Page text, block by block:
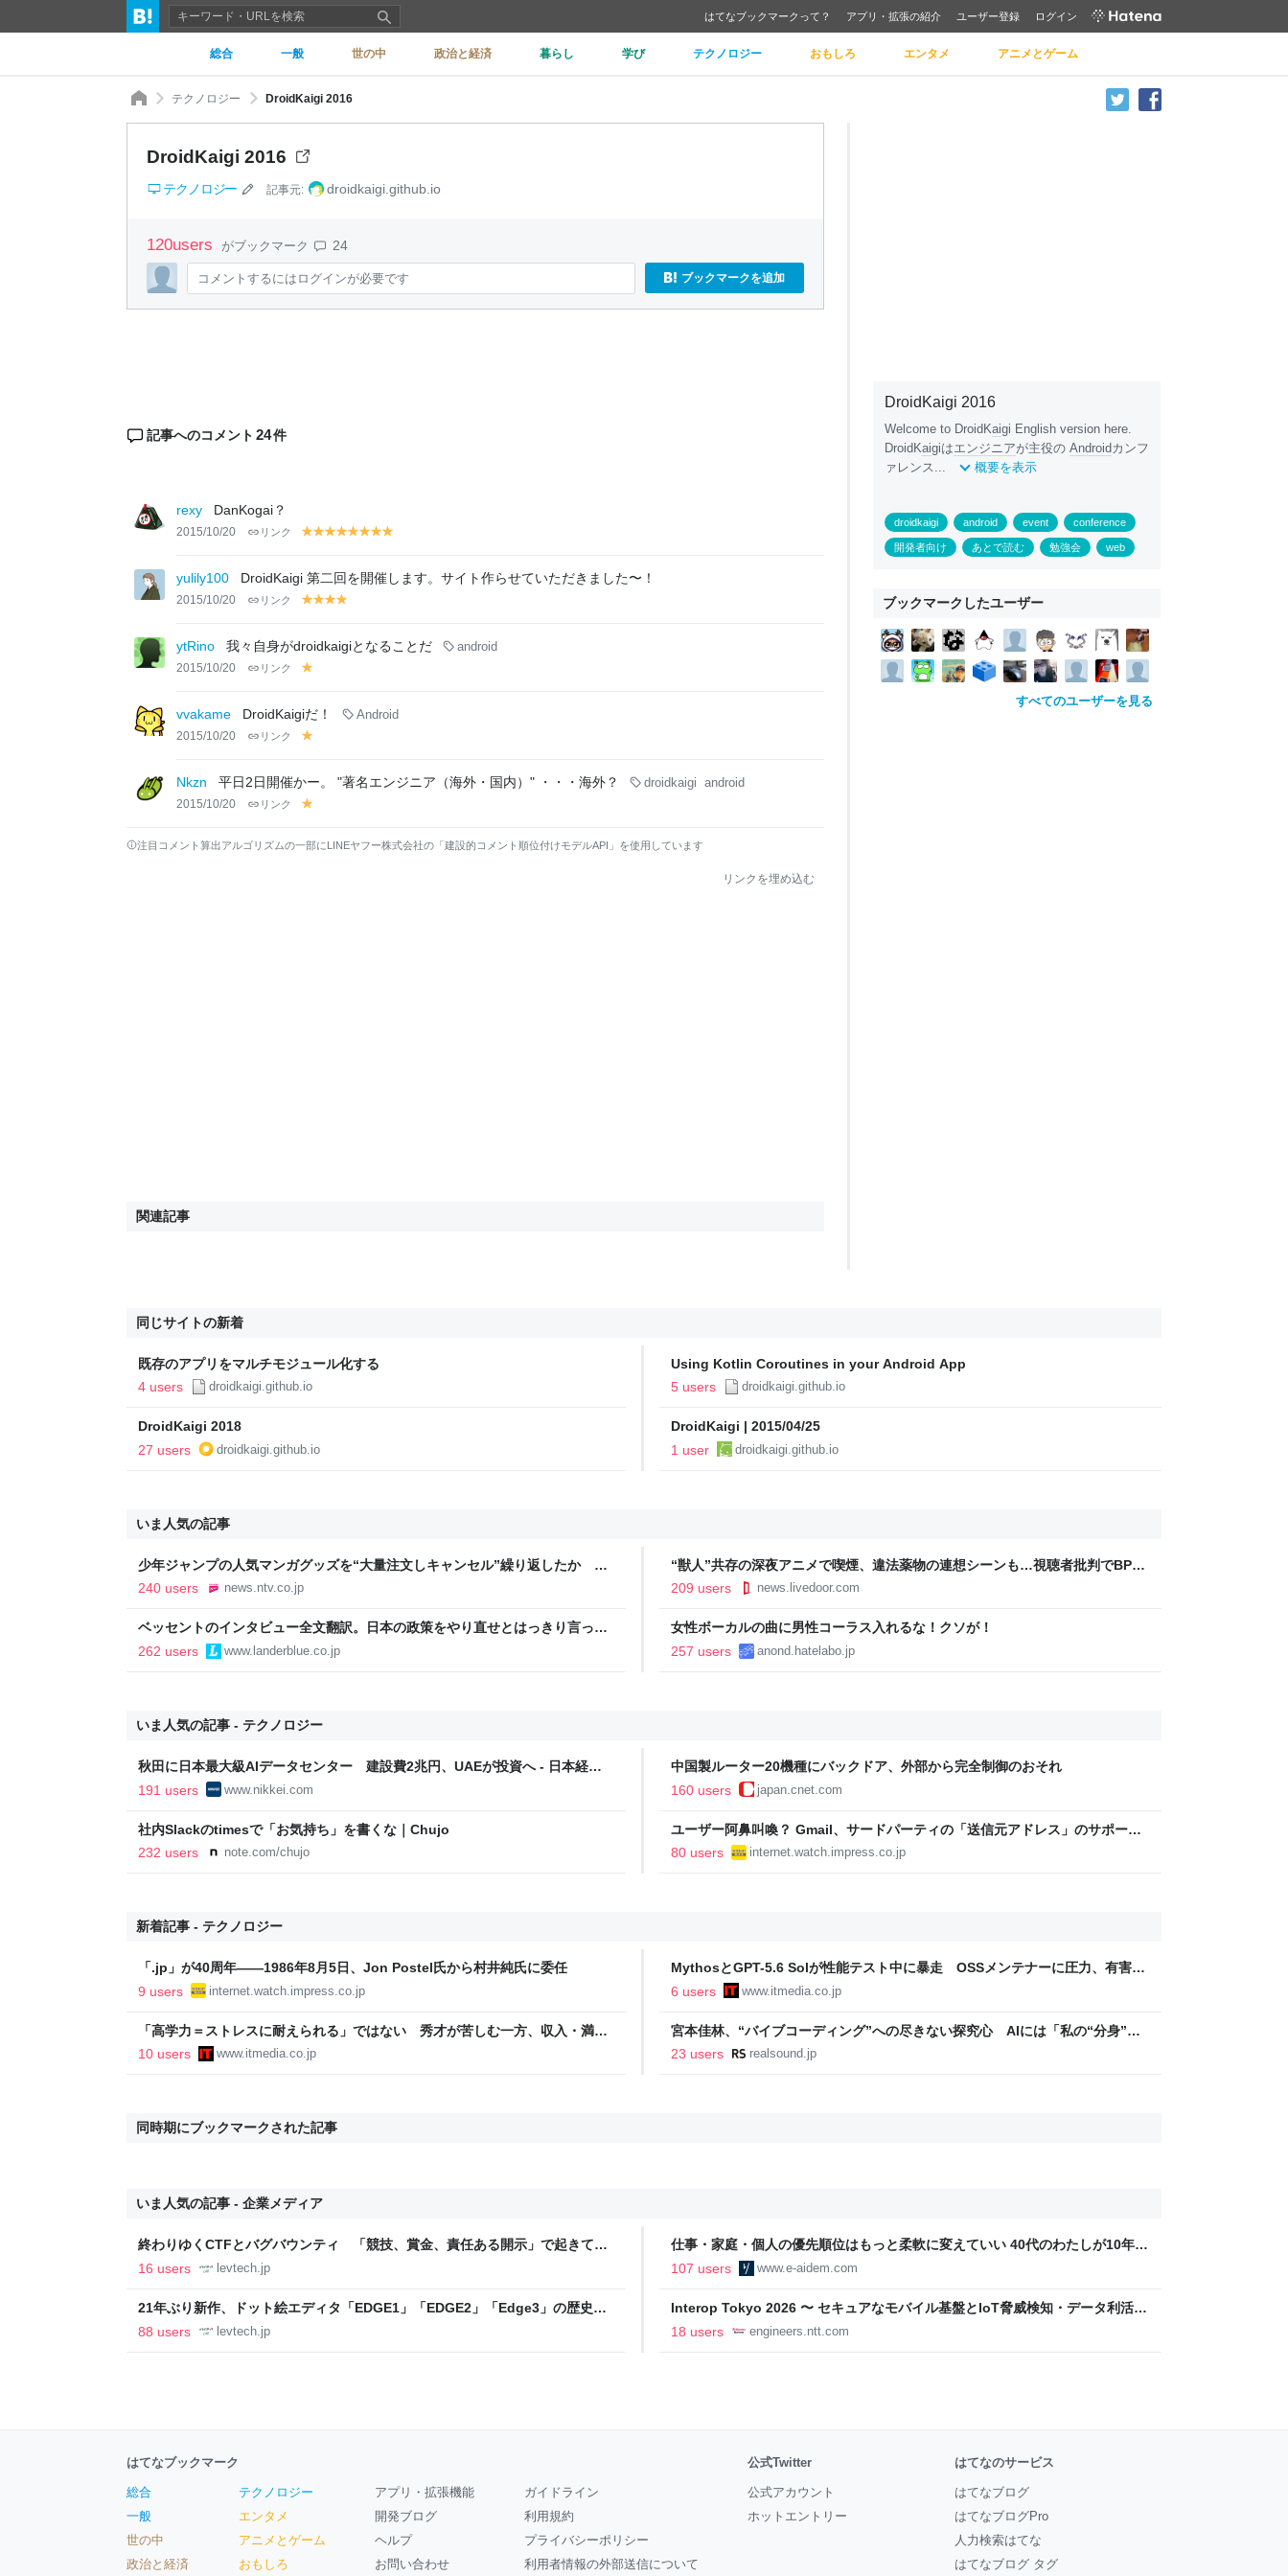
はてなブックマークって？ アプリ・拡張の紹介 ユーザー登録 ログイン
総合 一般 世の中 政治と経済 暮らし 学び テクノロジー おもしろ エンタメ アニメとゲーム
テクノロジー DroidKaigi 2016
DroidKaigi 2016
テクノロジー 記事元: droidkaigi.github.io
120users がブックマーク 24
コメントするにはログインが必要です ブックマークを追加
記事へのコメント 24件
rexy DanKogai？
2015/10/20 リンク
y
lo
w
y
lo
w
y
lo
w
y
lo
w
y
lo
y
lo
y
lolo
yulily100 DroidKaigi 第二回を開催します。サイト作らせていただきました〜！
2015/10/20 リンク
y
lo
w
y
lo
y
lo lo
ytRino 我々自身がdroidkaigiとなることだ android
2015/10/20 リンク
lo
w
vvakame DroidKaigiだ！ Android
2015/10/20 リンク
lo
w
Nkzn 平日2日開催かー。 "著名エンジニア（海外・国内）" ・・・海外？ droidkaigi android
2015/10/20 リンク
lo
注目コメント算出アルゴリズムの一部にLINEヤフー株式会社の「建設的コメント順位付けモデルAPI」を使用しています
リンクを埋め込む
関連記事
DroidKaigi 2016
Welcome to DroidKaigi English version here.
DroidKaigiはエンジニアが主役の Android カンフ
ァレンス...
概要を表示
droidkaigi android event conference
開発者向け あとで読む 勉強会 web
ブックマークしたユーザー
すべてのユーザーを見る
同じサイトの新着
既存のアプリをマルチモジュール化する
4 users
droidkaigi.github.io
Using Kotlin Coroutines in your Android App
5 users
droidkaigi.github.io
DroidKaigi 2018
27 users
droidkaigi.github.io
DroidKaigi | 2015/04/25
1 user
droidkaigi.github.io
いま人気の記事
少年ジャンプの人気マンガグッズを“大量注文しキャンセル”繰り返したか 女
逮捕 総額43億円以上（2026年8月6日掲載）｜日テレNEWS NNN
240 users news.ntv.co.jp
“獣人”共存の深夜アニメで喫煙、違法薬物の連想シーンも…視聴者批判でBPO
議論「紛らわしいことは放送しないほうが」 - ライブドアニュース
209 users news.livedoor.com
ベッセントのインタビュー全文翻訳。日本の政策をやり直せとはっきり言って
いる
262 users www.landerblue.co.jp
女性ボーカルの曲に男性コーラス入れるな！クソが！
257 users
anond.hatelabo.jp
いま人気の記事 - テクノロジー
秋田に日本最大級AIデータセンター 建設費2兆円、UAEが投資へ - 日本経済
新聞
191 users www.nikkei.com
中国製ルーター20機種にバックドア、外部から完全制御のおそれ
160 users
japan.cnet.com
社内Slackのtimesで「お気持ち」を書くな｜Chujo
232 users
note.com/chujo
ユーザー阿鼻叫喚？ Gmail、サードパーティの「送信元アドレス」のサポート
を打ち切りへ【やじうまWatch】
80 users internet.watch.impress.co.jp
新着記事 - テクノロジー
「.jp」が40周年――1986年8月5日、Jon Postel氏から村井純氏に委任
9 users
internet.watch.impress.co.jp
MythosとGPT-5.6 Solが性能テスト中に暴走 OSSメンテナーに圧力、有害コ
ード実行図る 英政府機関
6 users www.itmedia.co.jp
「高学力＝ストレスに耐えられる」ではない 秀才が苦しむ一方、収入・満足
度が高いのは…… 医学生・医師1000人超を分析
10 users www.itmedia.co.jp
宮本佳林、“バイブコーディング”への尽きない探究心 AIには「私の“分身”に
なってほしい」
23 users realsound.jp
同時期にブックマークされた記事
いま人気の記事 - 企業メディア
終わりゆくCTFとバグバウンティ 「競技、賞金、責任ある開示」で起きてい
ること【フォーカス】 - レバテックLAB
16 users levtech.jp
仕事・家庭・個人の優先順位はもっと柔軟に変えていい 40代のわたしが10年後
の自分に伝えたいこと - りっすん by イーアイデム
107 users www.e-aidem.com
21年ぶり新作、ドット絵エディタ「EDGE1」「EDGE2」「Edge3」の歴史に
ついて作者に聞く【フォーカス】 - レバテックLAB
88 users levtech.jp
Interop Tokyo 2026 〜 セキュアなモバイル基盤とIoT脅威検知・データ利活用
への取り組み 〜 - NTT docomo Business Engineers' Blog
18 users engineers.ntt.com
はてなブックマーク
総合
一般
世の中
政治と経済
テクノロジー
エンタメ
アニメとゲーム
おもしろ
アプリ・拡張機能
開発ブログ
ヘルプ
お問い合わせ
ガイドライン
利用規約
プライバシーポリシー
利用者情報の外部送信について
公式Twitter
公式アカウント
ホットエントリー
はてなのサービス
はてなブログ
はてなブログPro
人力検索はてな
はてなブログ タグ